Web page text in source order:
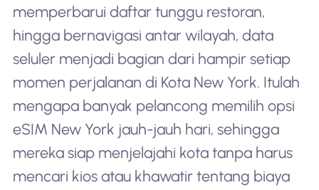
memperbarui daftar tunggu restoran,
hingga bernavigasi antar wilayah, data
seluler menjadi bagian dari hampir setiap
momen perjalanan di Kota New York. Itulah
mengapa banyak pelancong memilih opsi
eSIM New York jauh-jauh hari, sehingga
mereka siap menjelajahi kota tanpa harus
mencari kios atau khawatir tentang biaya